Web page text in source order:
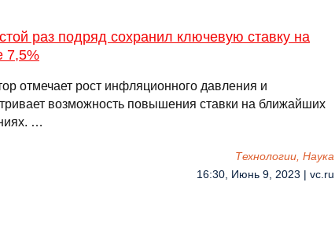
раз подряд сохранил ключевую ставку на
7,5%
отмечает рост инфляционного давления и
возможность повышения ставки на ближайших
…
Технологии, Наука
16:30, Июнь 9, 2023 | vc.ru